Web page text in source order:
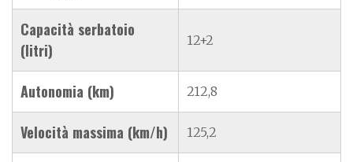
Capacità serbatoio
(litri)
12+2
Autonomia (km) 212,8
Velocità massima (km/h) 125,2